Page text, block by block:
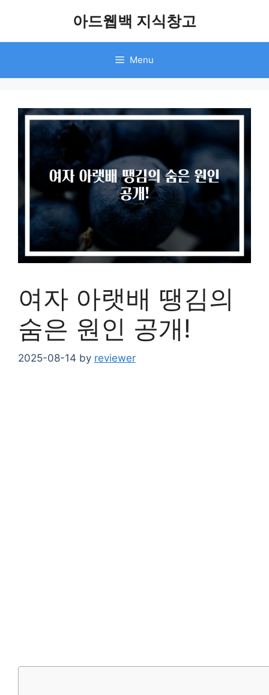
아드웹백 지식창고
Menu
여자 아랫배 땡김의
숨은 원인 공개!
2025-08-14 by reviewer